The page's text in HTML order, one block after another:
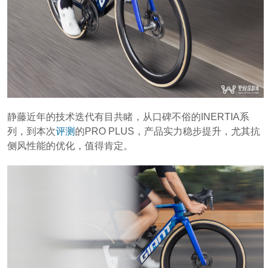
静藤近年的技术迭代有目共睹，从口碑不俗的INERTIA系
列，到本次评测 的PRO PLUS，产品实力稳步提升，尤其抗
侧风性能的优化，值得肯定。